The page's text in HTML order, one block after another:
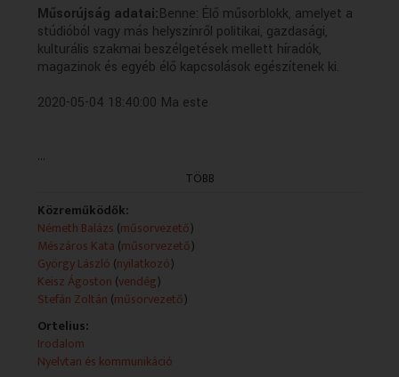
Műsorújság adatai:Benne: Élő műsorblokk, amelyet a
stúdióból vagy más helyszínről politikai, gazdasági,
kulturális szakmai beszélgetések mellett híradók,
magazinok és egyéb élő kapcsolások egészítenek ki.
2020-05-04 18:40:00 Ma este
2020-05-04 19:00:00 Érettségi 2020: Magyar nyelv és
Fő leírás:
Benne: stúdióbeszélgetések
...
TÖBB
Közreműködők:
Németh Balázs (műsorvezető)
Mészáros Kata (műsorvezető)
György László (nyilatkozó)
Keisz Ágoston (vendég)
Stefán Zoltán (műsorvezető)
Ortelius:
Irodalom
Nyelvtan és kommunikáció